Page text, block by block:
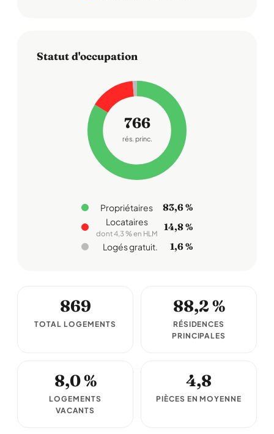
Statut d'occupation
766
rés. princ.
Propriétaires 83,6 %
Locataires
dont 4,3 % en HLM
14,8 %
Logés gratuit. 1,6 %
869
TOTAL LOGEMENTS
88,2 %
RÉSIDENCES
PRINCIPALES
8,0 %
LOGEMENTS
VACANTS
4,8
PIÈCES EN MOYENNE